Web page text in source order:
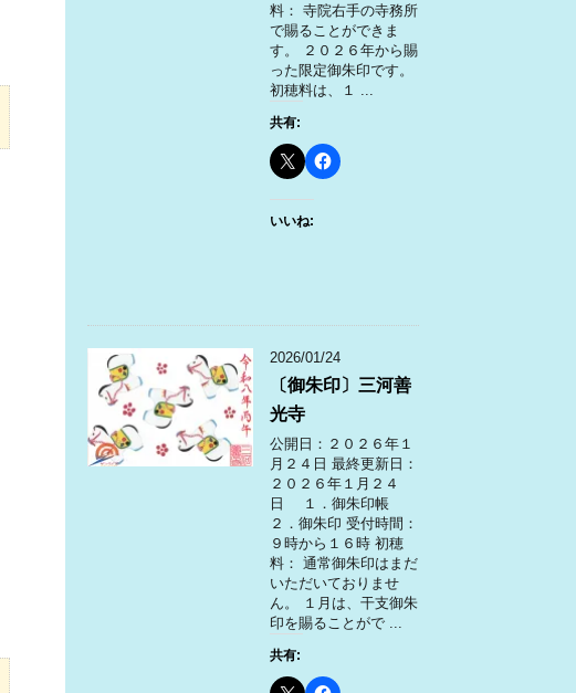
料： 寺院右手の寺務所
で賜ることができま
す。 ２０２６年から賜
った限定御朱印です。
初穂料は、１ ...
共有:
いいね:
2026/01/24
〔御朱印〕三河善
光寺
公開日：２０２６年１
月２４日 最終更新日：
２０２６年１月２４
日 １．御朱印帳
２．御朱印 受付時間：
９時から１６時 初穂
料： 通常御朱印はまだ
いただいておりませ
ん。 １月は、干支御朱
印を賜ることがで ...
共有: